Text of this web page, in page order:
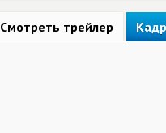
Смотреть трейлер